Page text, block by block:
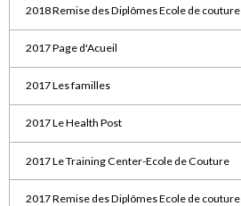
2018 Remise des Diplômes Ecole de couture
2017 Page d'Acueil
2017 Les familles
2017 Le Health Post
2017 Le Training Center-Ecole de Couture
2017 Remise des Diplômes Ecole de couture